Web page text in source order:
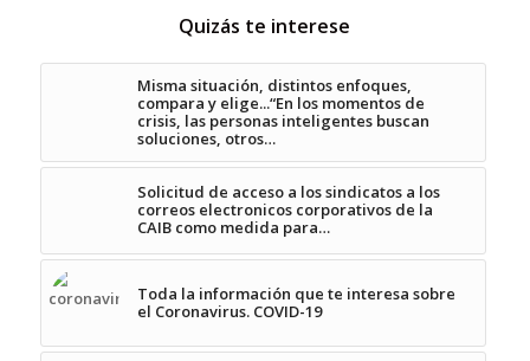
Quizás te interese
Misma situación, distintos enfoques,
compara y elige...“En los momentos de
crisis, las personas inteligentes buscan
soluciones, otros…
Solicitud de acceso a los sindicatos a los
correos electronicos corporativos de la
CAIB como medida para…
Toda la información que te interesa sobre
el Coronavirus. COVID-19